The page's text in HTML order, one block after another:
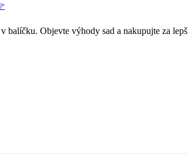
balíčku. Objevte výhody sad a nakupujte za